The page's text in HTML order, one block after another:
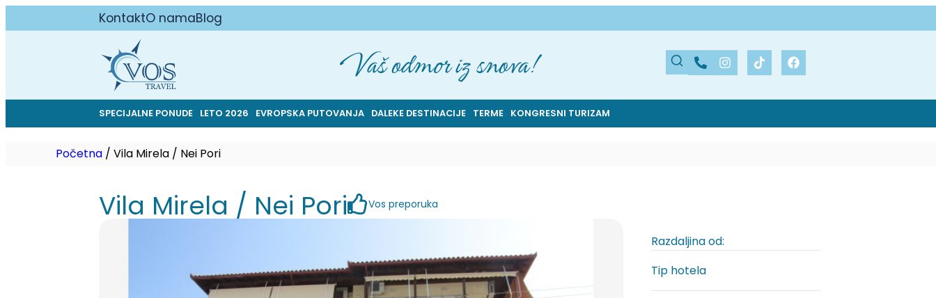
KontaktO namaBlog
Vaš odmor iz snova!
SPECIJALNE PONUDE LETO 2026 EVROPSKA PUTOVANJA DALEKE DESTINACIJE TERME KONGRESNI TURIZAM
Početna / Vila Mirela / Nei Pori
Vila Mirela / Nei Pori Vos preporuka
Razdaljina od:
Tip hotela